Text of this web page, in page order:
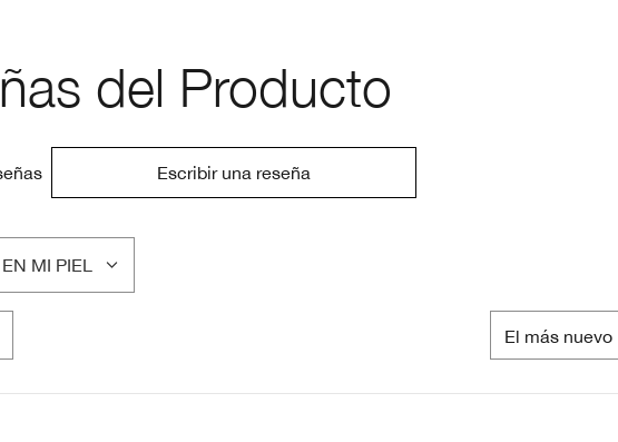
del Producto
Escribir una reseña
MI PIEL